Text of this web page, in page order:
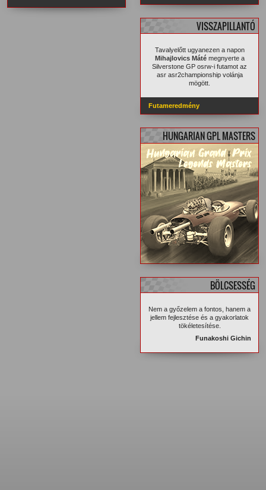
VISSZAPILLANTÓ
Tavalyelőtt ugyanezen a napon
Mihajlovics Mátémegnyerte a
Silverstone GP osrw-i futamot az
asr asr2championship volánja
mögött.
Futameredmény
HUNGARIAN GPL MASTERS
BÖLCSESSÉG
Nem a győzelem a fontos, hanem a
jellem fejlesztése és a gyakorlatok
tökéletesítése.
Funakoshi Gichin